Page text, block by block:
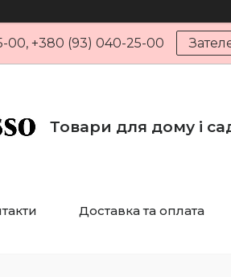
00, +380 (93) 040-25-00
Товари для дому і
Доставка та оплата